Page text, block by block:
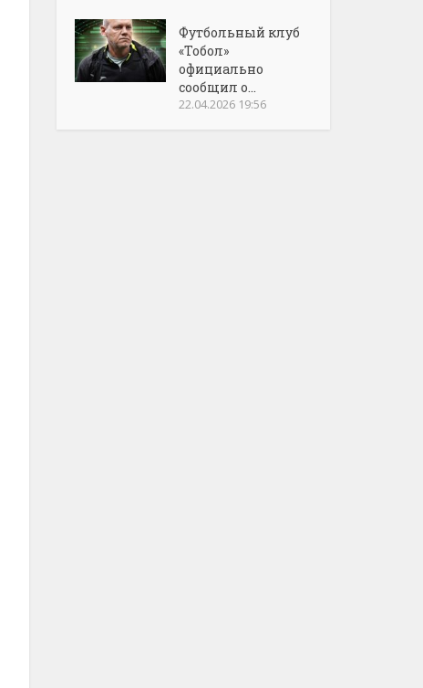
Футбольный клуб
«Тобол»
официально
сообщил о...
22.04.2026 19:56